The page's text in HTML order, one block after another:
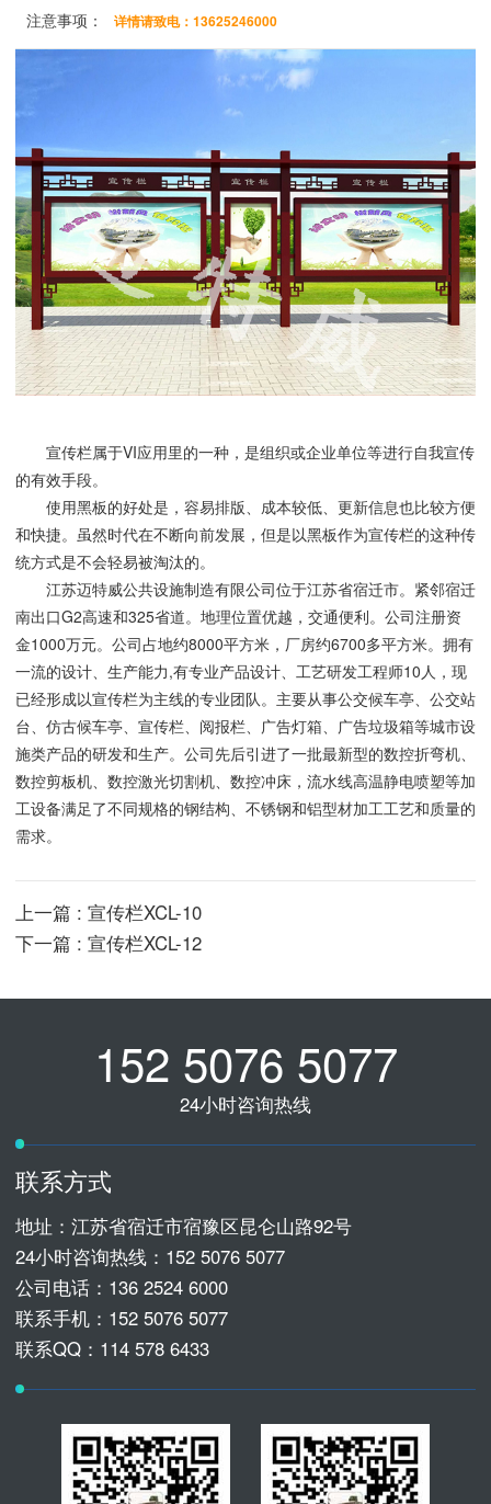
注意事项： 详情请致电：13625246000
宣传栏属于VI应用里的一种，是组织或企业单位等进行自我宣传
的有效手段。
使用黑板的好处是，容易排版、成本较低、更新信息也比较方便
和快捷。虽然时代在不断向前发展，但是以黑板作为宣传栏的这种传
统方式是不会轻易被淘汰的。
江苏迈特威公共设施制造有限公司位于江苏省宿迁市。紧邻宿迁
南出口G2高速和325省道。地理位置优越，交通便利。公司注册资
金1000万元。公司占地约8000平方米，厂房约6700多平方米。拥有
一流的设计、生产能力,有专业产品设计、工艺研发工程师10人，现
已经形成以宣传栏为主线的专业团队。主要从事公交候车亭、公交站
台、仿古候车亭、宣传栏、阅报栏、广告灯箱、广告垃圾箱等城市设
施类产品的研发和生产。公司先后引进了一批最新型的数控折弯机、
数控剪板机、数控激光切割机、数控冲床，流水线高温静电喷塑等加
工设备满足了不同规格的钢结构、不锈钢和铝型材加工工艺和质量的
需求。
上一篇 : 宣传栏XCL-10
下一篇 : 宣传栏XCL-12
152 5076 5077
24小时咨询热线
联系方式
地址：江苏省宿迁市宿豫区昆仑山路92号
24小时咨询热线： 152 5076 5077
公司电话： 136 2524 6000
联系手机： 152 5076 5077
联系QQ：114 578 6433